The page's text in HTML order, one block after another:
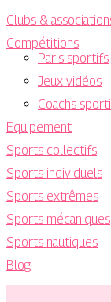
Clubs &
Compétitions
Paris sportifs
Jeux vidéos
Coachs
Equipement
Sports collectifs
Sports individuels
Sports extrêmes
Sports mécaniques
Sports nautiques
Blog